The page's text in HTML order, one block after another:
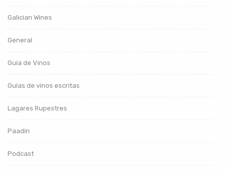
Galician Wines
General
Guía de Vinos
Guías de vinos escritas
Lagares Rupestres
Paadín
Podcast